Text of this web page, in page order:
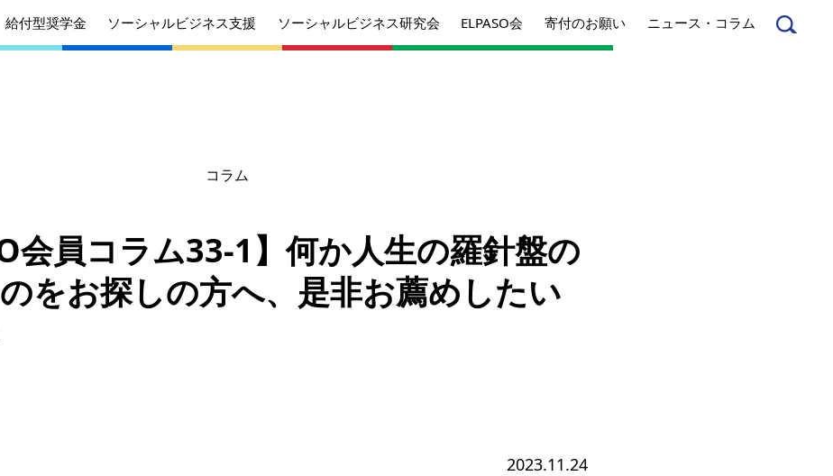
丸和育志会の目指す未来
さんへ
沿革 組織
事業内容
スケジュール
定款 個人情報保護方針
アクセス
針
給付型奨学金 ソーシャルビジネス支援 ソーシャルビジネス研究会 ELPASO会 寄付のお願い ニュース・コラム
コラム
会員コラム33-1】何か人生の羅針盤の
をお探しの方へ、是非お薦めしたい
2023.11.24